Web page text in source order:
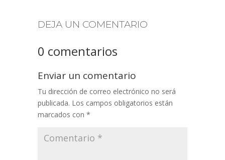
DEJA UN COMENTARIO
0 comentarios
Enviar un comentario
Tu dirección de correo electrónico no será
publicada. Los campos obligatorios están
marcados con *